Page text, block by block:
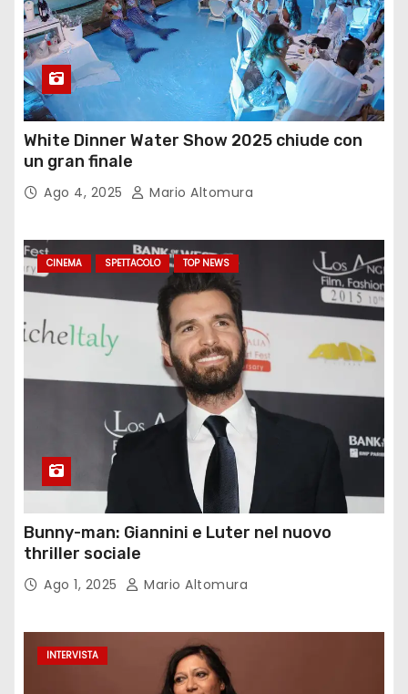
White Dinner Water Show 2025 chiude con
un gran finale
Ago 4, 2025 Mario Altomura
CINEMA SPETTACOLO TOP NEWS
Bunny-man: Giannini e Luter nel nuovo
thriller sociale
Ago 1, 2025 Mario Altomura
INTERVISTA